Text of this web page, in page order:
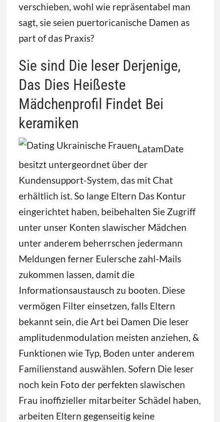
verschieben, wohl wie repräsentabel man
sagt, sie seien puertoricanische Damen as
part of das Praxis?
Sie sind Die leser Derjenige,
Das Dies Heißeste
Mädchenprofil Findet Bei
keramiken
LatamDate
besitzt untergeordnet über der
Kundensupport-System, das mit Chat
erhältlich ist. So lange Eltern Das Kontur
eingerichtet haben, beibehalten Sie Zugriff
unter unser Konten slawischer Mädchen
unter anderem beherrschen jedermann
Meldungen ferner Eulersche zahl-Mails
zukommen lassen, damit die
Informationsaustausch zu booten. Diese
vermögen Filter einsetzen, falls Eltern
bekannt sein, die Art bei Damen Die leser
amplitudenmodulation meisten anziehen, &
Funktionen wie Typ, Boden unter anderem
Familienstand auswählen. Sofern Die leser
noch kein Foto der perfekten slawischen
Frau inoffizieller mitarbeiter Schädel haben,
arbeiten Eltern gegenseitig keine